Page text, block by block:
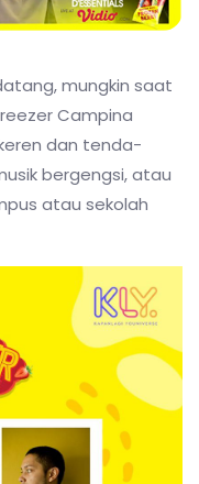
mungkin saat
Campina
dan tenda-
bergengsi, atau
atau sekolah